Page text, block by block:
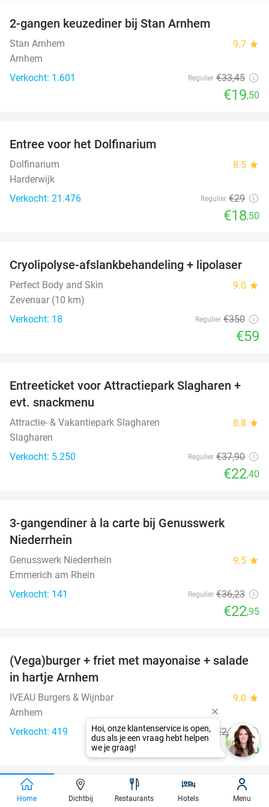
2-gangen keuzediner bij Stan Arnhem
Stan Arnhem 9.7 star
Arnhem
Verkocht: 1.601
Regulier €33,45
€19,50
Entree voor het Dolfinarium
Dolfinarium 8.5 star
Harderwijk
Verkocht: 21.476
Regulier €29
€18,50
83%
Cryolipolyse-afslankbehandeling + lipolaser
Perfect Body and Skin 9.0 star
Zevenaar (10 km)
Verkocht: 18
Regulier €350
€59
41%
Entreeticket voor Attractiepark Slagharen +
evt. snackmenu
Attractie- & Vakantiepark Slagharen 8.8 star
Slagharen
Verkocht: 5.250
Regulier €37,90
€22,40
3-gangendiner à la carte bij Genusswerk
Niederrhein
Genusswerk Niederrhein 9.5 star
Emmerich am Rhein
Verkocht: 141
Regulier €36,23
€22,95
36%
(Vega)burger + friet met mayonaise + salade
in hartje Arnhem
IVEAU Burgers & Wijnbar 9.0 star
Arnhem
Verkocht: 419
Regulier €24 ,95
€16
31%
Grieks 3-gangen keuzediner bij Alexandros
Home Dichtbij Restaurants Hotels Menu